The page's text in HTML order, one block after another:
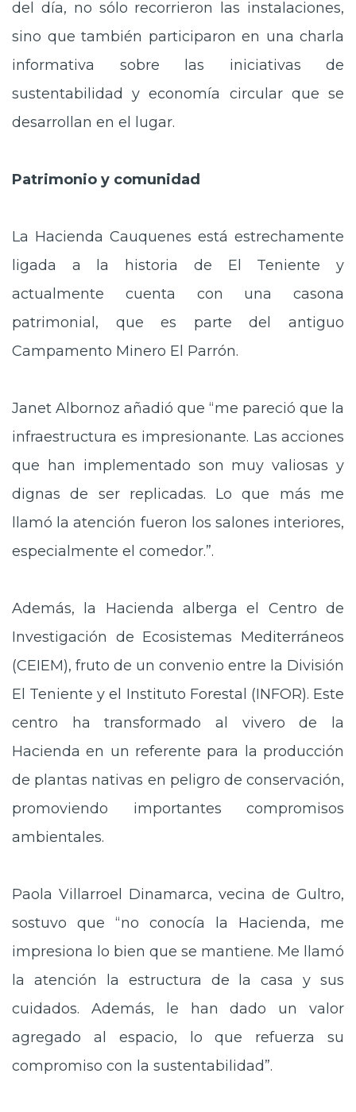
del día, no sólo recorrieron las instalaciones,
sino que también participaron en una charla
informativa sobre las iniciativas de
sustentabilidad y economía circular que se
desarrollan en el lugar.
Patrimonio y comunidad
La Hacienda Cauquenes está estrechamente
ligada a la historia de El Teniente y
actualmente cuenta con una casona
patrimonial, que es parte del antiguo
Campamento Minero El Parrón.
Janet Albornoz añadió que “me pareció que la
infraestructura es impresionante. Las acciones
que han implementado son muy valiosas y
dignas de ser replicadas. Lo que más me
llamó la atención fueron los salones interiores,
especialmente el comedor.”.
Además, la Hacienda alberga el Centro de
Investigación de Ecosistemas Mediterráneos
(CEIEM), fruto de un convenio entre la División
El Teniente y el Instituto Forestal (INFOR). Este
centro ha transformado al vivero de la
Hacienda en un referente para la producción
de plantas nativas en peligro de conservación,
promoviendo importantes compromisos
ambientales.
Paola Villarroel Dinamarca, vecina de Gultro,
sostuvo que “no conocía la Hacienda, me
impresiona lo bien que se mantiene. Me llamó
la atención la estructura de la casa y sus
cuidados. Además, le han dado un valor
agregado al espacio, lo que refuerza su
compromiso con la sustentabilidad”.